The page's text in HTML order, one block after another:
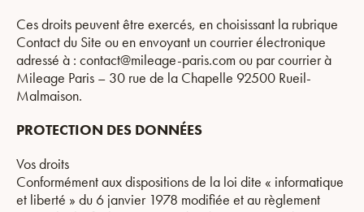
Ces droits peuvent être exercés, en choisissant la rubrique
Contact du Site ou en envoyant un courrier électronique
adressé à : contact@mileage-paris.com ou par courrier à
Mileage Paris – 30 rue de la Chapelle 92500 Rueil-
Malmaison.
PROTECTION DES DONNÉES
Vos droits
Conformément aux dispositions de la loi dite « informatique
et liberté » du 6 janvier 1978 modifiée et au règlement